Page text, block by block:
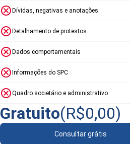
Dívidas, negativas e anotações
Detalhamento de protestos
Dados comportamentais
Informações do SPC
Quadro societário e administrativo
Gratuito(R$0,00)
Consultar grátis